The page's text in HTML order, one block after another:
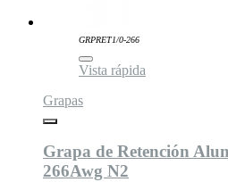
GRPRET1/0-266
Vista rápida
Grapas
Grapa de Retención
266Awg N2